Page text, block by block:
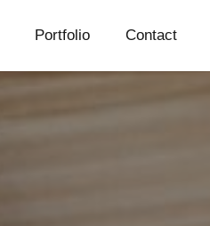
Portfolio Contact